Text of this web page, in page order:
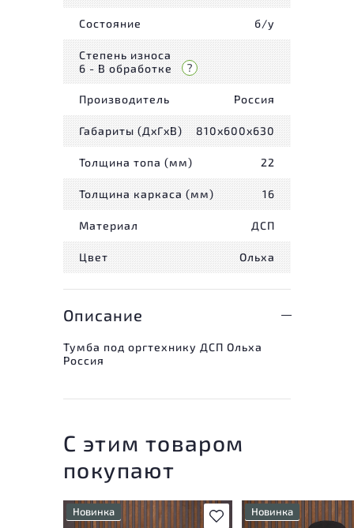
Состояние б/у
Степень износа
6 - В обработке
Производитель Россия
Габариты (ДxГxВ) 810x600x630
Толщина топа (мм) 22
Толщина каркаса (мм) 16
Материал ДСП
Цвет Ольха
Описание
Тумба под оргтехнику ДСП Ольха
Россия
С этим товаром
покупают
В избранное
Новинка Новинка